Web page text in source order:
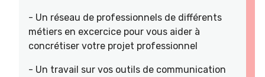
- Un réseau de professionnels de différents
métiers en excercice pour vous aider à
concrétiser votre projet professionnel
- Un travail sur vos outils de communication